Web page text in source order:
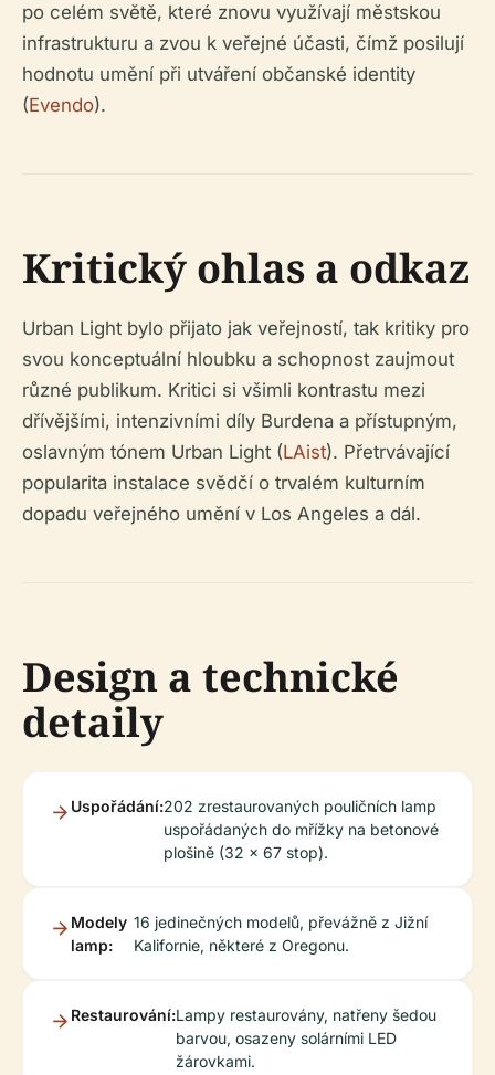
po celém světě, které znovu využívají městskou
infrastrukturu a zvou k veřejné účasti, čímž posilují
hodnotu umění při utváření občanské identity
(Evendo).
Kritický ohlas a odkaz
Urban Light bylo přijato jak veřejností, tak kritiky pro
svou konceptuální hloubku a schopnost zaujmout
různé publikum. Kritici si všimli kontrastu mezi
dřívějšími, intenzivními díly Burdena a přístupným,
oslavným tónem Urban Light (LAist). Přetrvávající
popularita instalace svědčí o trvalém kulturním
dopadu veřejného umění v Los Angeles a dál.
Design a technické
detaily
Uspořádání:202 zrestaurovaných pouličních lamp
uspořádaných do mřížky na betonové
plošině (32 x 67 stop).
Modely
lamp:
16 jedinečných modelů, převážně z Jižní
Kalifornie, některé z Oregonu.
Restaurování:Lampy restaurovány, natřeny šedou
barvou, osazeny solárními LED
žárovkami.